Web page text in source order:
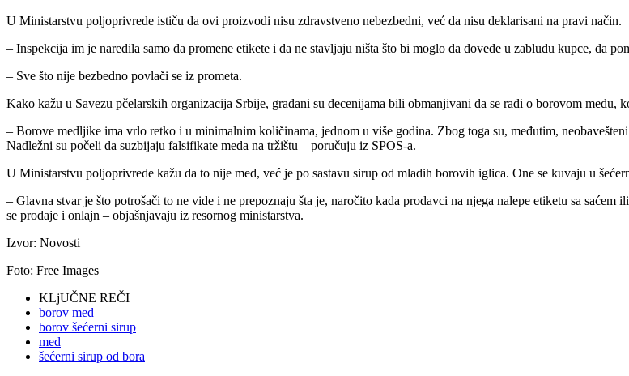
U Ministarstvu poljoprivrede ističu da ovi proizvodi nisu zdravstveno nebezbedni, već da nisu deklarisani na pravi način.
– Inspekcija im je naredila samo da promene etikete i da ne stavljaju ništa što bi moglo da dovede u zabludu kupce, da
– Sve što nije bezbedno povlači se iz prometa.
Kako kažu u Savezu pčelarskih organizacija Srbije, građani su decenijama bili obmanjivani da se radi o borovom medu,
– Borove medljike ima vrlo retko i u minimalnim količinama, jednom u više godina. Zbog toga su, međutim,
Nadležni su počeli da suzbijaju falsifikate meda na tržištu – poručuju iz SPOS-a.
U Ministarstvu poljoprivrede kažu da to nije med, već je po sastavu sirup od mladih borovih iglica. One se kuvaju u
– Glavna stvar je što potrošači to ne vide i ne prepoznaju šta je, naročito kada prodavci na njega nalepe etiketu sa
se prodaje i onlajn – objašnjavaju iz resornog ministarstva.
Izvor: Novosti
Foto: Free Images
KLjUČNE REČI
borov med
borov šećerni sirup
med
šećerni sirup od bora